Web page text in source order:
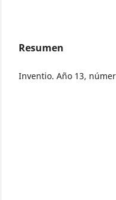
Resumen
Inventio. Año 13,